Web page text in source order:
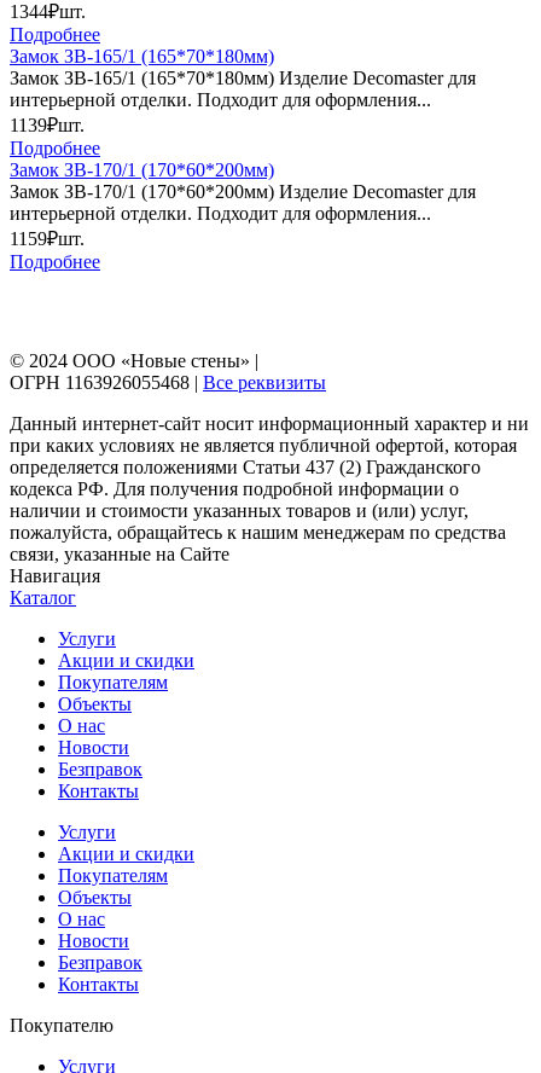
1344₽шт.
Подробнее
Замок ЗВ-165/1 (165*70*180мм)
Замок ЗВ-165/1 (165*70*180мм) Изделие Decomaster для
интерьерной отделки. Подходит для оформления...
1139₽шт.
Подробнее
Замок ЗВ-170/1 (170*60*200мм)
Замок ЗВ-170/1 (170*60*200мм) Изделие Decomaster для
интерьерной отделки. Подходит для оформления...
1159₽шт.
Подробнее
© 2024 ООО «Новые стены» |
ОГРН 1163926055468 | Все реквизиты
Данный интернет-сайт носит информационный характер и ни
при каких условиях не является публичной офертой, которая
определяется положениями Статьи 437 (2) Гражданского
кодекса РФ. Для получения подробной информации о
наличии и стоимости указанных товаров и (или) услуг,
пожалуйста, обращайтесь к нашим менеджерам по средства
связи, указанные на Сайте
Навигация
Каталог
Услуги
Акции и скидки
Покупателям
Объекты
О нас
Новости
Безправок
Контакты
Услуги
Акции и скидки
Покупателям
Объекты
О нас
Новости
Безправок
Контакты
Покупателю
Услуги